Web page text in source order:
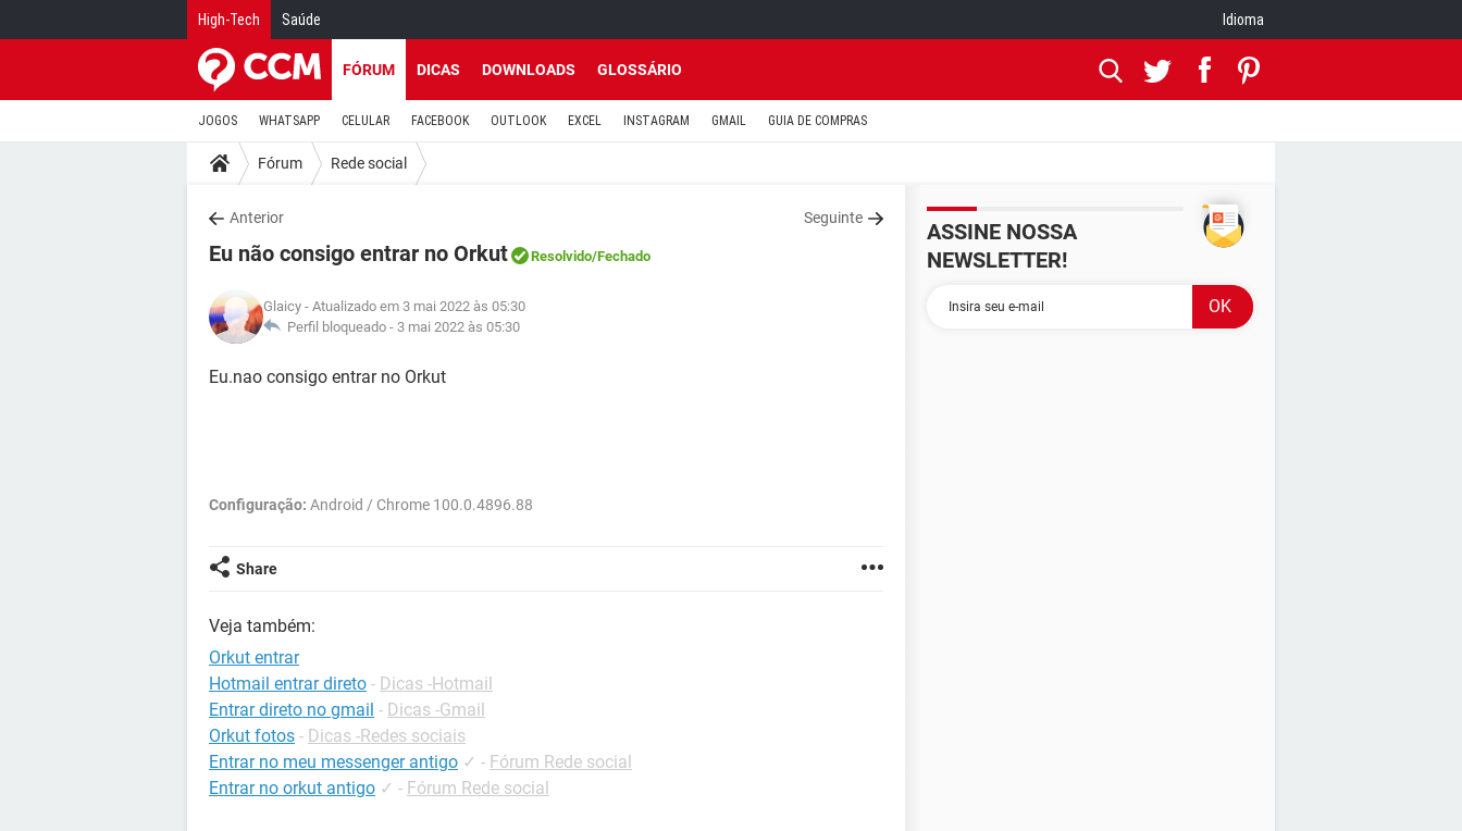
High-Tech Saúde Idioma
FÓRUM DICAS DOWNLOADS GLOSSÁRIO
JOGOS WHATSAPP CELULAR FACEBOOK OUTLOOK EXCEL INSTAGRAM GMAIL GUIA DE COMPRAS
Fórum Rede social
Anterior Seguinte
Eu não consigo entrar no Orkut Resolvido/Fechado
Glaicy - Atualizado em 3 mai 2022 às 05:30
Perfil bloqueado - 3 mai 2022 às 05:30
Eu.nao consigo entrar no Orkut
Configuração: Android / Chrome 100.0.4896.88
Share
Veja também:
Orkut entrar
Hotmail entrar direto - Dicas -Hotmail
Entrar direto no gmail - Dicas -Gmail
Orkut fotos - Dicas -Redes sociais
Entrar no meu messenger antigo ✓ - Fórum Rede social
Entrar no orkut antigo ✓ - Fórum Rede social
ASSINE NOSSA
NEWSLETTER!